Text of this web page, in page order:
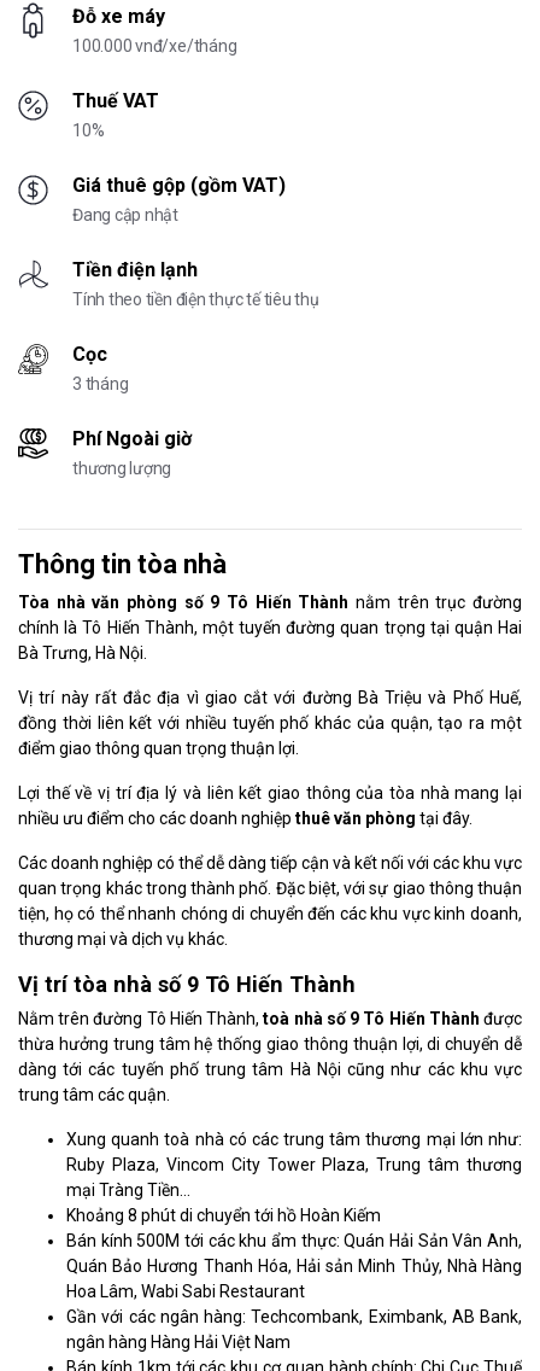
Đỗ xe máy
100.000 vnđ/xe/tháng
Thuế VAT
10%
Giá thuê gộp (gồm VAT)
Đang cập nhật
Tiền điện lạnh
Tính theo tiền điện thực tế tiêu thụ
Cọc
3 tháng
Phí Ngoài giờ
thương lượng
Thông tin tòa nhà
Tòa nhà văn phòng số 9 Tô Hiến Thành nằm trên trục đường
chính là Tô Hiến Thành, một tuyến đường quan trọng tại quận Hai
Bà Trưng, Hà Nội.
Vị trí này rất đắc địa vì giao cắt với đường Bà Triệu và Phố Huế,
đồng thời liên kết với nhiều tuyến phố khác của quận, tạo ra một
điểm giao thông quan trọng thuận lợi.
Lợi thế về vị trí địa lý và liên kết giao thông của tòa nhà mang lại
nhiều ưu điểm cho các doanh nghiệp thuê văn phòng tại đây.
Các doanh nghiệp có thể dễ dàng tiếp cận và kết nối với các khu vực
quan trọng khác trong thành phố. Đặc biệt, với sự giao thông thuận
tiện, họ có thể nhanh chóng di chuyển đến các khu vực kinh doanh,
thương mại và dịch vụ khác.
Vị trí tòa nhà số 9 Tô Hiến Thành
Nằm trên đường Tô Hiến Thành, toà nhà số 9 Tô Hiến Thành được
thừa hưởng trung tâm hệ thống giao thông thuận lợi, di chuyển dễ
dàng tới các tuyến phố trung tâm Hà Nội cũng như các khu vực
trung tâm các quận.
Xung quanh toà nhà có các trung tâm thương mại lớn như:
Ruby Plaza, Vincom City Tower Plaza, Trung tâm thương
mại Tràng Tiền…
Khoảng 8 phút di chuyển tới hồ Hoàn Kiếm
Bán kính 500M tới các khu ẩm thực: Quán Hải Sản Vân Anh,
Quán Bảo Hương Thanh Hóa, Hải sản Minh Thủy, Nhà Hàng
Hoa Lâm, Wabi Sabi Restaurant
Gần với các ngân hàng: Techcombank, Eximbank, AB Bank,
ngân hàng Hàng Hải Việt Nam